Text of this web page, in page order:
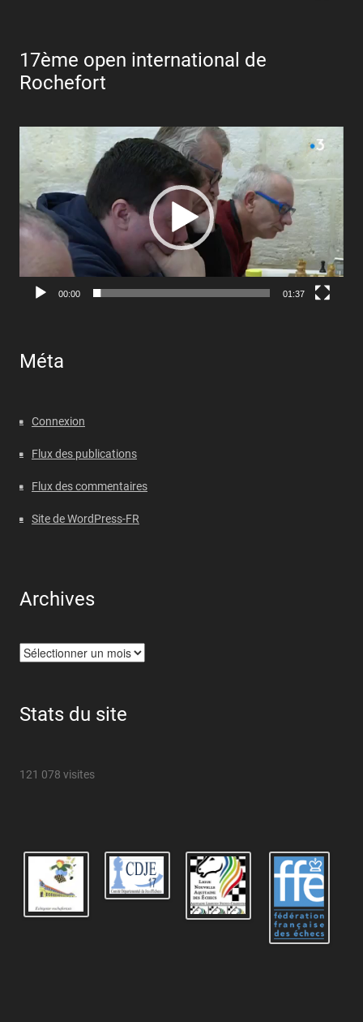
17ème open international de
Rochefort
Lecteur
vidéo
00:00 01:37
Méta
Connexion
Flux des publications
Flux des commentaires
Site de WordPress-FR
Archives
Archives
Stats du site
121 078 visites